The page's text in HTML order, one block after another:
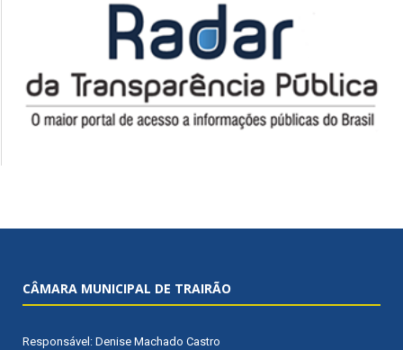
CÂMARA MUNICIPAL DE TRAIRÃO
Responsável: Denise Machado Castro